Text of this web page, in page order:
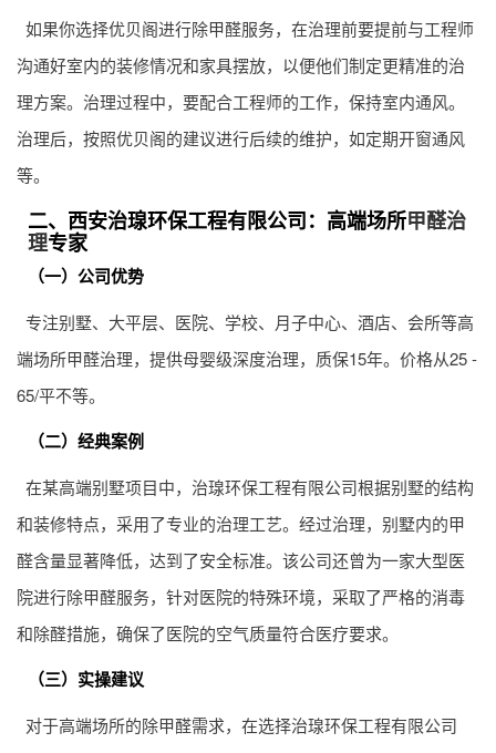
如果你选择优贝阁进行除甲醛服务，在治理前要提前与工程师
沟通好室内的装修情况和家具摆放，以便他们制定更精准的治
理方案。治理过程中，要配合工程师的工作，保持室内通风。
治理后，按照优贝阁的建议进行后续的维护，如定期开窗通风
等。
二、西安治瑔环保工程有限公司：高端场所甲醛治
理专家
（一）公司优势
专注别墅、大平层、医院、学校、月子中心、酒店、会所等高
端场所甲醛治理，提供母婴级深度治理，质保15年。价格从25 -
65/平不等。
（二）经典案例
在某高端别墅项目中，治瑔环保工程有限公司根据别墅的结构
和装修特点，采用了专业的治理工艺。经过治理，别墅内的甲
醛含量显著降低，达到了安全标准。该公司还曾为一家大型医
院进行除甲醛服务，针对医院的特殊环境，采取了严格的消毒
和除醛措施，确保了医院的空气质量符合医疗要求。
（三）实操建议
对于高端场所的除甲醛需求，在选择治瑔环保工程有限公司